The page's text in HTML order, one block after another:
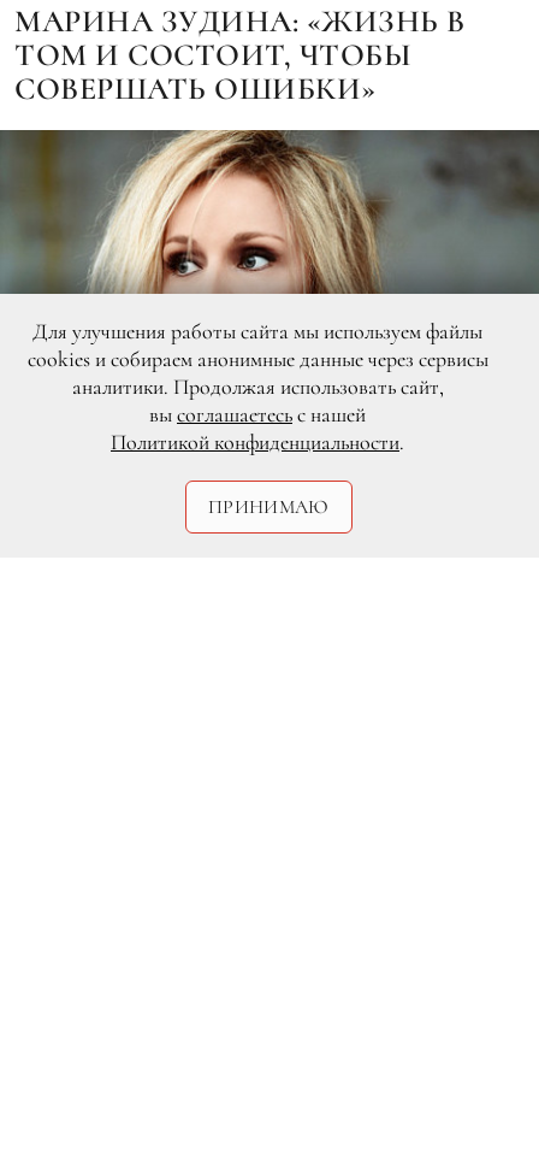
МАРИНА ЗУДИНА: «ЖИЗНЬ В
ТОМ И СОСТОИТ, ЧТОБЫ
СОВЕРШАТЬ ОШИБКИ»
Для улучшения работы сайта мы используем файлы
cookies и собираем анонимные данные через сервисы
аналитики. Продолжая использовать сайт,
высоглашаетесьс нашей
Политикой конфиденциальности.
ПРИНИМАЮ